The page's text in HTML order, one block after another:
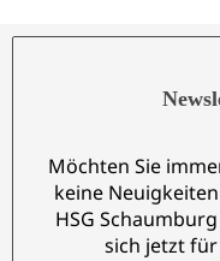
Möchten Sie
keine
HSG
sich jetzt